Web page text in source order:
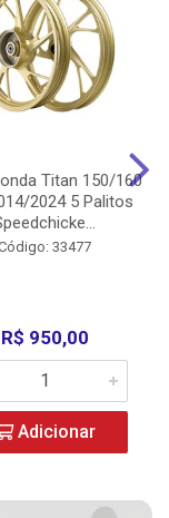
Titan 150/160
2024 5 Palitos
33477
R$ 950,00
Adicionar